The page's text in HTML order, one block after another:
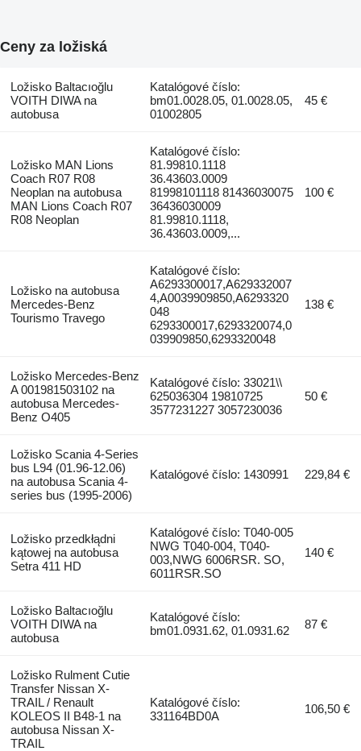
Ceny za ložiská
Ložisko Baltacıoğlu
VOITH DIWA na
autobusa
Katalógové číslo:
bm01.0028.05, 01.0028.05,
01002805
45 €
Ložisko MAN Lions
Coach R07 R08
Neoplan na autobusa
MAN Lions Coach R07
R08 Neoplan
Katalógové číslo:
81.99810.1118
36.43603.0009
81998101118 81436030075
36436030009
81.99810.1118,
36.43603.0009,...
100 €
Ložisko na autobusa
Mercedes-Benz
Tourismo Travego
Katalógové číslo:
A6293300017,A629332007
4,A0039909850,A6293320
048
6293300017,6293320074,0
039909850,6293320048
138 €
Ložisko Mercedes-Benz
A 001981503102 na
autobusa Mercedes-
Benz O405
Katalógové číslo: 33021\\
625036304 19810725
3577231227 3057230036
50 €
Ložisko Scania 4-Series
bus L94 (01.96-12.06)
na autobusa Scania 4-
series bus (1995-2006)
Katalógové číslo: 1430991 229,84 €
Ložisko przedkłądni
kątowej na autobusa
Setra 411 HD
Katalógové číslo: T040-005
NWG T040-004, T040-
003,NWG 6006RSR. SO,
6011RSR.SO
140 €
Ložisko Baltacıoğlu
VOITH DIWA na
autobusa
Katalógové číslo:
bm01.0931.62, 01.0931.62
87 €
Ložisko Rulment Cutie
Transfer Nissan X-
TRAIL / Renault
KOLEOS II B48-1 na
autobusa Nissan X-
TRAIL
Katalógové číslo:
331164BD0A
106,50 €